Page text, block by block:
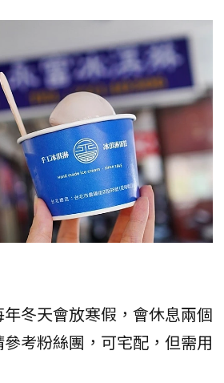
年冬天會放寒假，會休息兩個
考粉絲團，可宅配，但需用